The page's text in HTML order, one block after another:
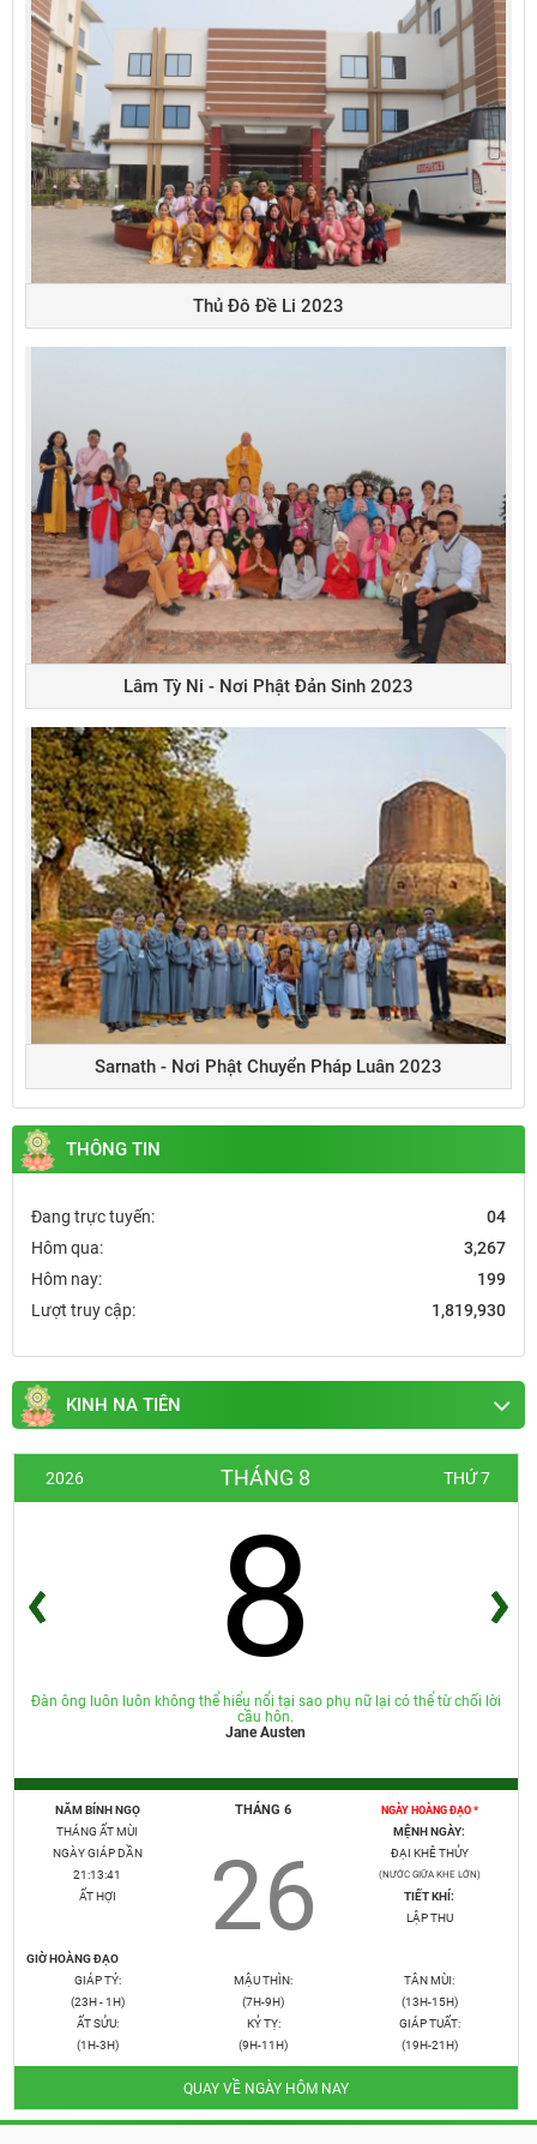
Thủ Đô Đề Li 2023
Lâm Tỳ Ni - Nơi Phật Đản Sinh 2023
Sarnath - Nơi Phật Chuyển Pháp Luân 2023
THÔNG TIN
Đang trực tuyến:
04
Hôm qua:
3,267
Hôm nay:
199
Lượt truy cập:
1,819,930
KINH NA TIÊN
2026 THÁNG 8 THỨ 7
8
Đàn ông luôn luôn không thể hiểu nổi tại sao phụ nữ lại có thể từ chối lời
cầu hôn.
Jane Austen
NĂM BÍNH NGỌ
THÁNG ẤT MÙI
NGÀY GIÁP DẦN
21:13:43
ẤT HỢI
THÁNG 6
26
NGÀY HOÀNG ĐẠO *
MỆNH NGÀY:
ĐẠI KHÊ THỦY
(NƯỚC GIỮA KHE LỚN)
TIẾT KHÍ:
LẬP THU
GIỜ HOÀNG ĐẠO
GIÁP TÝ:
(23H - 1H)
ẤT SỬU:
(1H-3H)
MẬU THÌN:
(7H-9H)
KỶ TỴ:
(9H-11H)
TÂN MÙI:
(13H-15H)
GIÁP TUẤT:
(19H-21H)
QUAY VỀ NGÀY HÔM NAY